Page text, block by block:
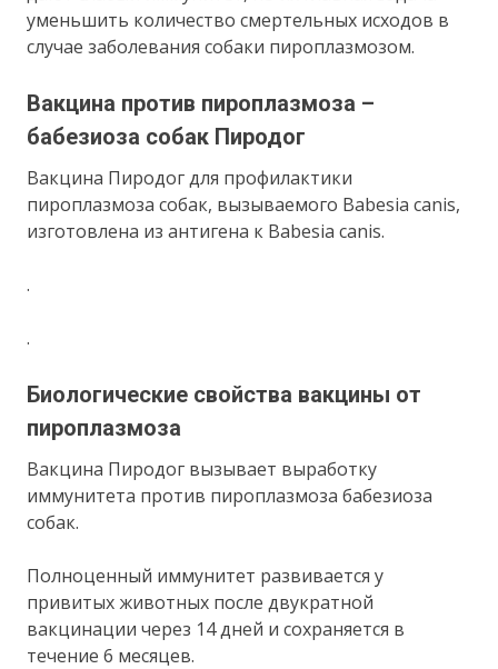
уменьшить количество смертельных исходов в
случае заболевания собаки пироплазмозом.
Вакцина против пироплазмоза –
бабезиоза собак Пиродог
Вакцина Пиродог для профилактики
пироплазмоза собак, вызываемого Babesia canis,
изготовлена из антигена к Babesia canis.
.
.
Биологические свойства вакцины от
пироплазмоза
Вакцина Пиродог вызывает выработку
иммунитета против пироплазмоза бабезиоза
собак.
Полноценный иммунитет развивается у
привитых животных после двукратной
вакцинации через 14 дней и сохраняется в
течение 6 месяцев.